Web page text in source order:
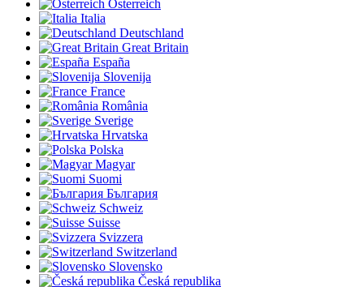
Österreich
Italia
Deutschland
Great Britain
España
Slovenija
France
România
Sverige
Hrvatska
Polska
Magyar
Suomi
България
Schweiz
Suisse
Svizzera
Switzerland
Slovensko
Česká republika